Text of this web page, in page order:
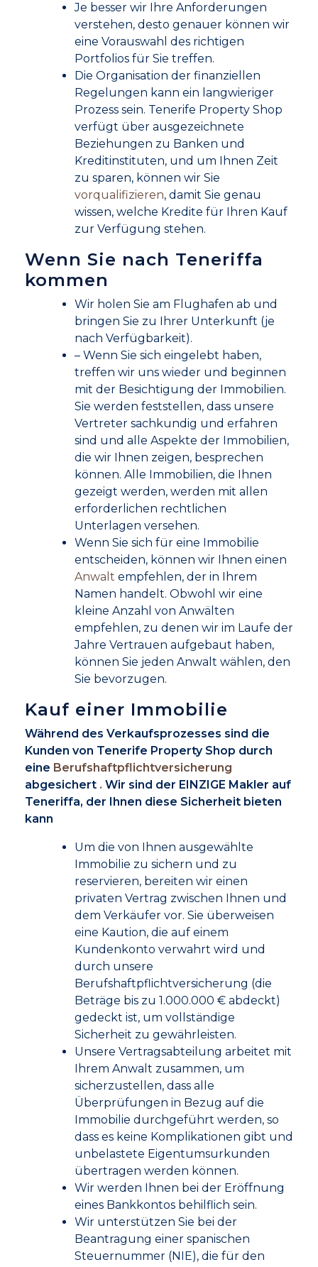
Je besser wir Ihre Anforderungen
verstehen, desto genauer können wir
eine Vorauswahl des richtigen
Portfolios für Sie treffen.
Die Organisation der finanziellen
Regelungen kann ein langwieriger
Prozess sein. Tenerife Property Shop
verfügt über ausgezeichnete
Beziehungen zu Banken und
Kreditinstituten, und um Ihnen Zeit
zu sparen, können wir Sie
vorqualifizieren, damit Sie genau
wissen, welche Kredite für Ihren Kauf
zur Verfügung stehen.
Wenn Sie nach Teneriffa
kommen
Wir holen Sie am Flughafen ab und
bringen Sie zu Ihrer Unterkunft (je
nach Verfügbarkeit).
– Wenn Sie sich eingelebt haben,
treffen wir uns wieder und beginnen
mit der Besichtigung der Immobilien.
Sie werden feststellen, dass unsere
Vertreter sachkundig und erfahren
sind und alle Aspekte der Immobilien,
die wir Ihnen zeigen, besprechen
können. Alle Immobilien, die Ihnen
gezeigt werden, werden mit allen
erforderlichen rechtlichen
Unterlagen versehen.
Wenn Sie sich für eine Immobilie
entscheiden, können wir Ihnen einen
Anwalt empfehlen, der in Ihrem
Namen handelt. Obwohl wir eine
kleine Anzahl von Anwälten
empfehlen, zu denen wir im Laufe der
Jahre Vertrauen aufgebaut haben,
können Sie jeden Anwalt wählen, den
Sie bevorzugen.
Kauf einer Immobilie
Während des Verkaufsprozesses sind die
Kunden von Tenerife Property Shop durch
eine Berufshaftpflichtversicherung
abgesichert . Wir sind der EINZIGE Makler auf
Teneriffa, der Ihnen diese Sicherheit bieten
kann
Um die von Ihnen ausgewählte
Immobilie zu sichern und zu
reservieren, bereiten wir einen
privaten Vertrag zwischen Ihnen und
dem Verkäufer vor. Sie überweisen
eine Kaution, die auf einem
Kundenkonto verwahrt wird und
durch unsere
Berufshaftpflichtversicherung (die
Beträge bis zu 1.000.000 € abdeckt)
gedeckt ist, um vollständige
Sicherheit zu gewährleisten.
Unsere Vertragsabteilung arbeitet mit
Ihrem Anwalt zusammen, um
sicherzustellen, dass alle
Überprüfungen in Bezug auf die
Immobilie durchgeführt werden, so
dass es keine Komplikationen gibt und
unbelastete Eigentumsurkunden
übertragen werden können.
Wir werden Ihnen bei der Eröffnung
eines Bankkontos behilflich sein.
Wir unterstützen Sie bei der
Beantragung einer spanischen
Steuernummer (NIE), die für den